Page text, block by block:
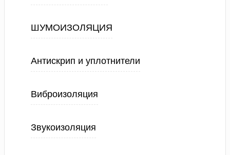
ШУМОИЗОЛЯЦИЯ
Антискрип и уплотнители
Виброизоляция
Звукоизоляция